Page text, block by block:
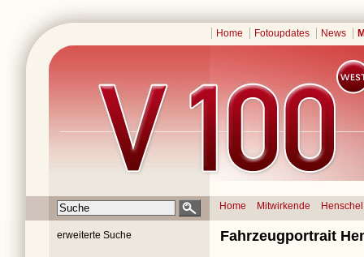
Home Fotoupdates News
Home Mitwirkende
erweiterte Suche Fahrzeugportrait